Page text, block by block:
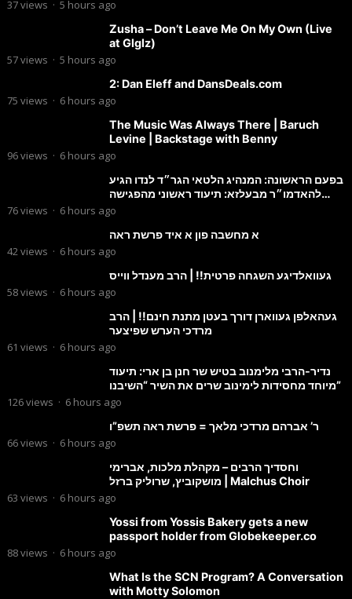
37views · 5 hours ago
Zusha – Don’t Leave Me On My Own (Live
at Glglz)
57views · 5 hours ago
2: Dan Eleff and DansDeals.com
75 views · 6 hours ago
The Music Was Always There | Baruch
Levine | Backstage with Benny
96views · 6 hours ago
בפעם הראשונה: המנהיג הלטאי הגר״ד לנדו הגיע
להאדמו״ר מבעלזא: תיעוד ראשוני מהפגישה
הנדירה
76views · 6 hours ago
א מחשבה פון א איד פרשת ראה
42views · 6 hours ago
געוואלדיגע השגחה פרטית!! | הרב מענדל ווייס
58views · 6 hours ago
געהאלפן געווארן דורך בעטן מתנת חינם!! | הרב
מרדכי הערש שפיצער
61 views · 6 hours ago
נדיר-הרבי מלימנוב בטיש שר חנן בן ארי: תיעוד
מיוחד מחסידות לימינוב שרים את השיר “השיבנו”
126views · 6 hours ago
ר’ אברהם מרדכי מלאך = פרשת ראה תשפ”ו
66views · 6 hours ago
וחסדיך הרבים – מקהלת מלכות, אברימי
מושקוביץ, שרוליק ברזל | Malchus Choir
63 views · 6 hours ago
Yossi from Yossis Bakery gets a new
passport holder from Globekeeper.co
88views · 6 hours ago
What Is the SCN Program? A Conversation
with Motty Solomon